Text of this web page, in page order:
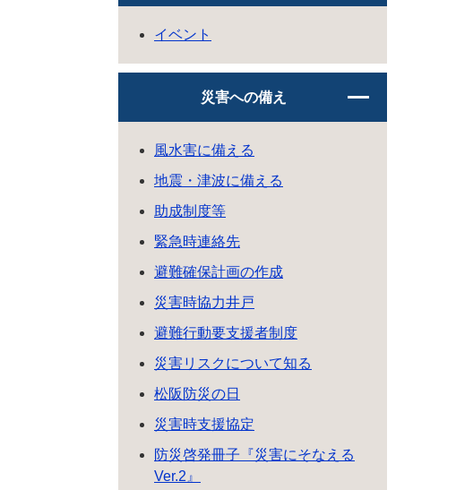
イベント
災害への備え
風水害に備える
地震・津波に備える
助成制度等
緊急時連絡先
避難確保計画の作成
災害時協力井戸
避難行動要支援者制度
災害リスクについて知る
松阪防災の日
災害時支援協定
防災啓発冊子『災害にそなえる
Ver.2』